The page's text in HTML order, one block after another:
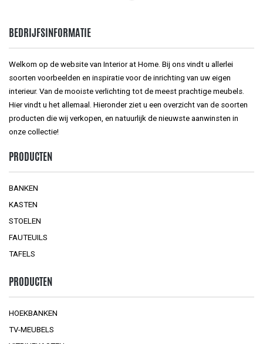
BEDRIJFSINFORMATIE
Welkom op de website van Interior at Home. Bij ons vindt u allerlei
soorten voorbeelden en inspiratie voor de inrichting van uw eigen
interieur. Van de mooiste verlichting tot de meest prachtige meubels.
Hier vindt u het allemaal. Hieronder ziet u een overzicht van de soorten
producten die wij verkopen, en natuurlijk de nieuwste aanwinsten in
onze collectie!
PRODUCTEN
BANKEN
KASTEN
STOELEN
FAUTEUILS
TAFELS
PRODUCTEN
HOEKBANKEN
TV-MEUBELS